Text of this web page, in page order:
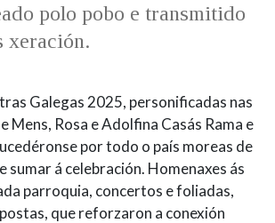
polo pobo e transmitido
xeración.
Galegas 2025, personificadas nas
Mens, Rosa e Adolfina Casás Rama e
por todo o país moreas de
sumar á celebración. Homenaxes ás
parroquia, concertos e foliadas,
que reforzaron a conexión